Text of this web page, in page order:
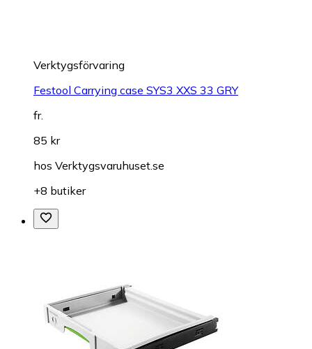
Verktygsförvaring
Festool Carrying case SYS3 XXS 33 GRY
fr.
85 kr
hos Verktygsvaruhuset.se
+8 butiker